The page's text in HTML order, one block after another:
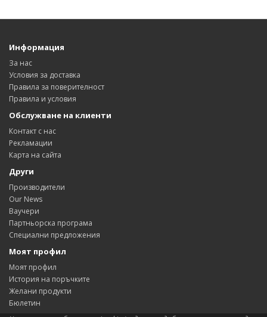
Информация
За нас
Условия за доставка
Правила за поверителност
Правила и условия
Обслужване на клиенти
Контакт с нас
Рекламации
Карта на сайта
Други
Производители
Our News
Ваучери
Партньорска програма
Специални предложения
Моят профил
Моят профил
История на поръчките
Желани продукти
Бюлетин